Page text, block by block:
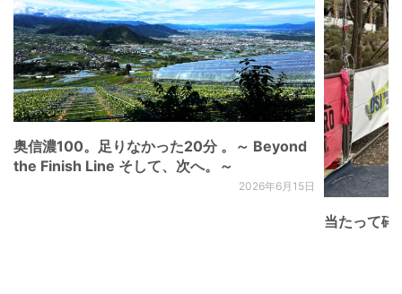
奥信濃100。足りなかった20分 。～ Beyond
the Finish Line そして、次へ。～
2026年6月15日
当たって砕